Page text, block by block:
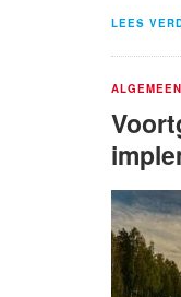
LEES
ALGEMEEN